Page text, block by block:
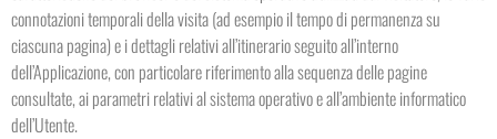
connotazioni temporali della visita (ad esempio il tempo di permanenza su
ciascuna pagina) e i dettagli relativi all’itinerario seguito all’interno
dell’Applicazione, con particolare riferimento alla sequenza delle pagine
consultate, ai parametri relativi al sistema operativo e all’ambiente informatico
dell’Utente.